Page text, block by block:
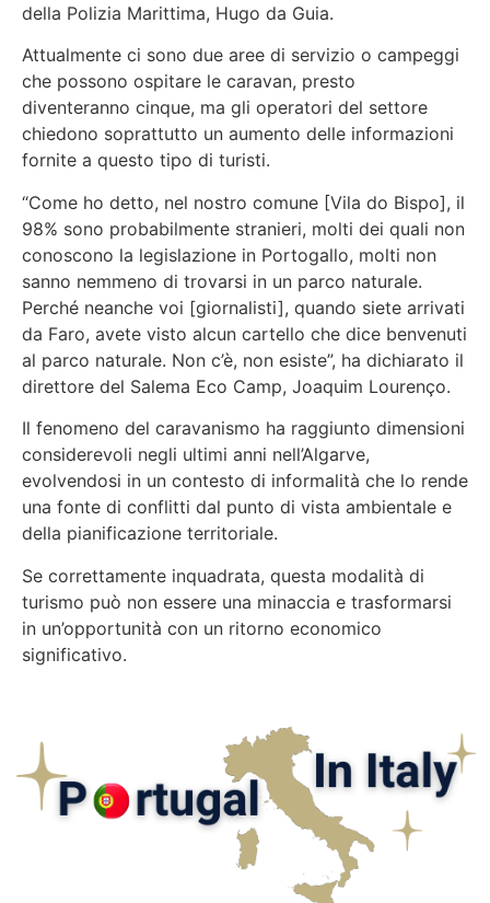
della Polizia Marittima, Hugo da Guia.
Attualmente ci sono due aree di servizio o campeggi
che possono ospitare le caravan, presto
diventeranno cinque, ma gli operatori del settore
chiedono soprattutto un aumento delle informazioni
fornite a questo tipo di turisti.
“Come ho detto, nel nostro comune [Vila do Bispo], il
98% sono probabilmente stranieri, molti dei quali non
conoscono la legislazione in Portogallo, molti non
sanno nemmeno di trovarsi in un parco naturale.
Perché neanche voi [giornalisti], quando siete arrivati
da Faro, avete visto alcun cartello che dice benvenuti
al parco naturale. Non c’è, non esiste”, ha dichiarato il
direttore del Salema Eco Camp, Joaquim Lourenço.
Il fenomeno del caravanismo ha raggiunto dimensioni
considerevoli negli ultimi anni nell’Algarve,
evolvendosi in un contesto di informalità che lo rende
una fonte di conflitti dal punto di vista ambientale e
della pianificazione territoriale.
Se correttamente inquadrata, questa modalità di
turismo può non essere una minaccia e trasformarsi
in un’opportunità con un ritorno economico
significativo.